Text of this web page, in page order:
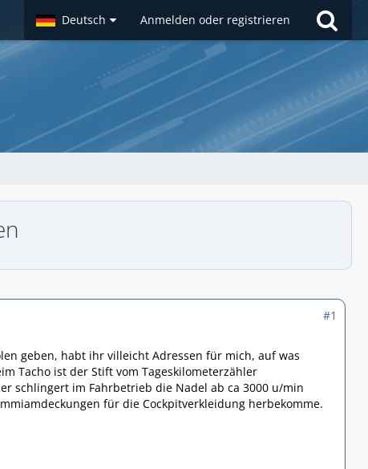
Deutsch Anmelden oder registrieren
#1
geben, habt ihr villeicht Adressen für mich, auf was
Tacho ist der Stift vom Tageskilometerzähler
schlingert im Fahrbetrieb die Nadel ab ca 3000 u/min
für die Cockpitverkleidung herbekomme.